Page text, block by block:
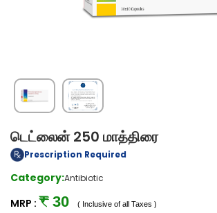
டெட்லைன் 250 மாத்திரை
Prescription Required
Category:Antibiotic
MRP : ₹ 30 ( Inclusive of all Taxes )